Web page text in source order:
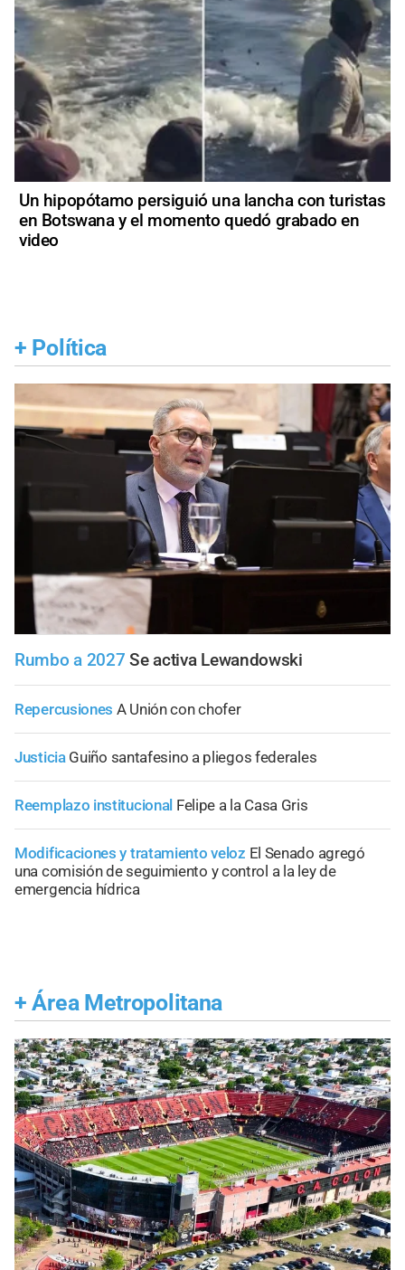
Un hipopótamo persiguió una lancha con turistas
en Botswana y el momento quedó grabado en
video
+ Política
Rumbo a 2027 Se activa Lewandowski
Repercusiones A Unión con chofer
Justicia Guiño santafesino a pliegos federales
Reemplazo institucional Felipe a la Casa Gris
Modificaciones y tratamiento veloz El Senado agregó
una comisión de seguimiento y control a la ley de
emergencia hídrica
+ Área Metropolitana